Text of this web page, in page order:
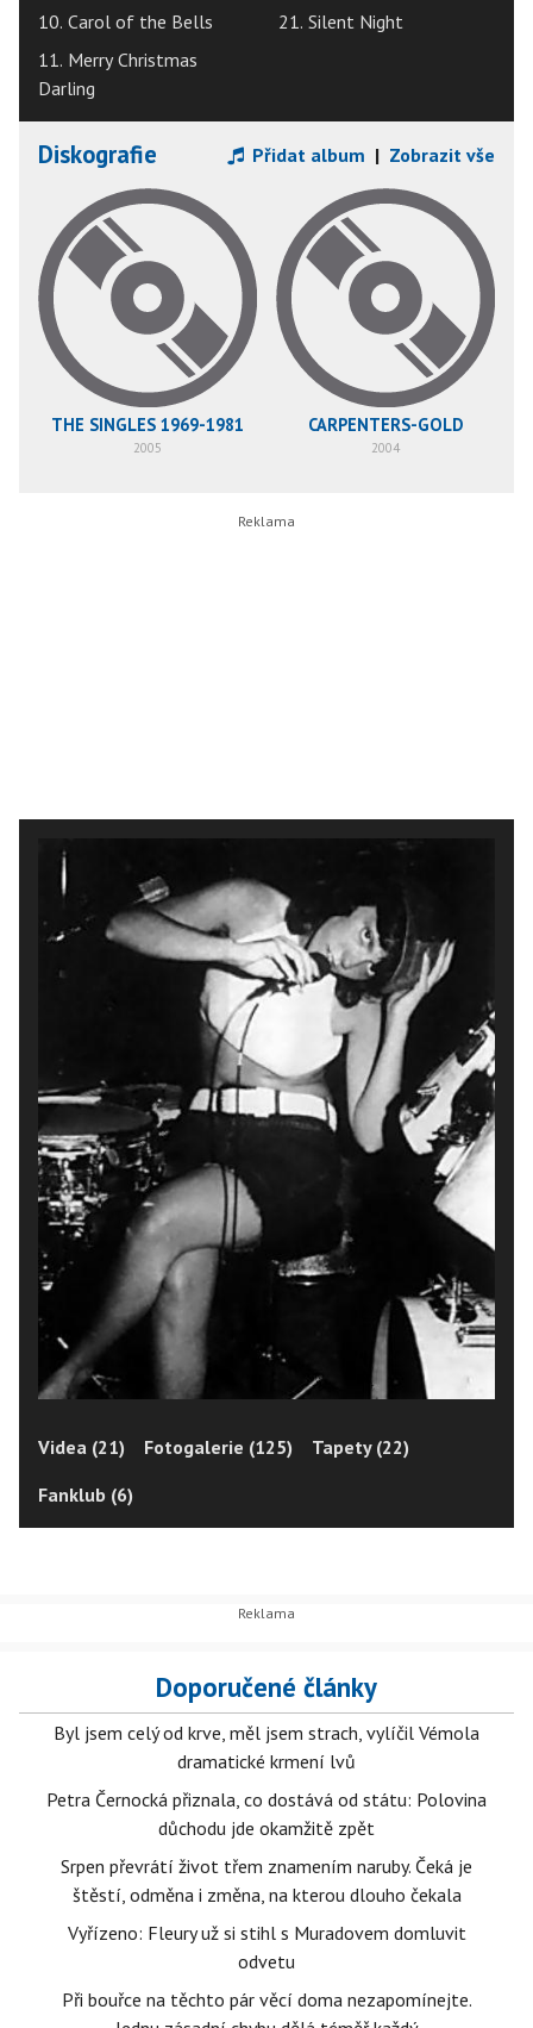
10. Carol of the Bells
11. Merry Christmas
Darling
21. Silent Night
Diskografie Přidat album | Zobrazit vše
THE SINGLES 1969-1981
2005
CARPENTERS-GOLD
2004
Videa (21) Fotogalerie (125)
Tapety (22)
Fanklub (6)
Doporučené články
Byl jsem celý od krve, měl jsem strach, vylíčil Vémola
dramatické krmení lvů
Petra Černocká přiznala, co dostává od státu: Polovina
důchodu jde okamžitě zpět
Srpen převrátí život třem znamením naruby. Čeká je
štěstí, odměna i změna, na kterou dlouho čekala
Vyřízeno: Fleury už si stihl s Muradovem domluvit
odvetu
Při bouřce na těchto pár věcí doma nezapomínejte.